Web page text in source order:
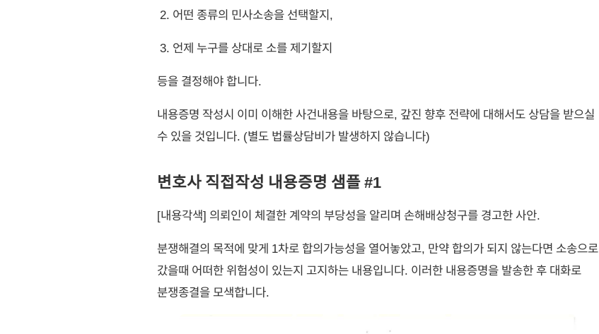
어떤 종류의 민사소송을 선택할지,
언제 누구를 상대로 소를 제기할지
등을 결정해야 합니다.
내용증명 작성시 이미 이해한 사건내용을 바탕으로, 갚진 향후 전략에 대해서도 상담을 받으실
수 있을 것입니다. (별도 법률상담비가 발생하지 않습니다)
변호사 직접작성 내용증명 샘플 #1
[내용각색] 의뢰인이 체결한 계약의 부당성을 알리며 손해배상청구를 경고한 사안.
분쟁해결의 목적에 맞게 1차로 합의가능성을 열어놓았고, 만약 합의가 되지 않는다면 소송으로
갔을때 어떠한 위험성이 있는지 고지하는 내용입니다. 이러한 내용증명을 발송한 후 대화로
분쟁종결을 모색합니다.